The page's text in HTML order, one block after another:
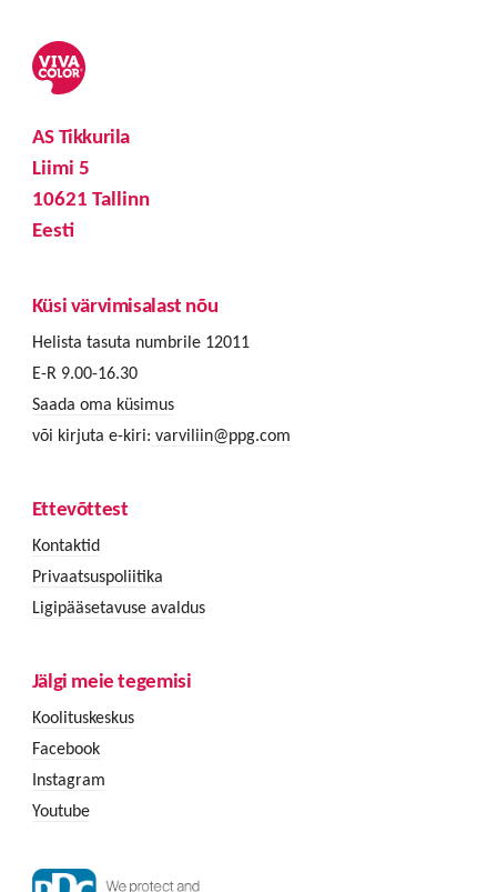
AS Tikkurila
Liimi 5
10621 Tallinn
Eesti
Küsi värvimisalast nõu
Helista tasuta numbrile 12011
E-R 9.00-16.30
Saada oma küsimus
või kirjuta e-kiri: varviliin@ppg.com
Ettevõttest
Kontaktid
Privaatsuspoliitika
Ligipääsetavuse avaldus
Jälgi meie tegemisi
Koolituskeskus
Facebook
Instagram
Youtube